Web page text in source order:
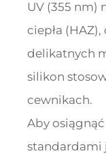
UV (355 nm)
ciepła
delikatnych
silikon
cewnikach.
Aby
standardami